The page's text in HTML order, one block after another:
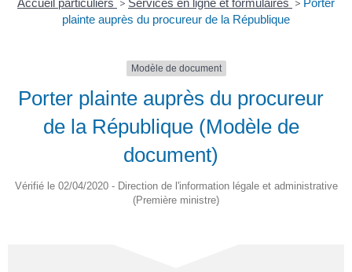
Accueil particuliers > Services en ligne et formulaires > Porter
plainte auprès du procureur de la République
Modèle de document
Porter plainte auprès du procureur
de la République (Modèle de
document)
Vérifié le 02/04/2020 - Direction de l'information légale et administrative
(Première ministre)